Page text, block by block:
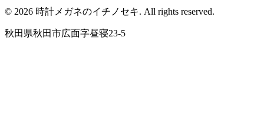
© 2026 時計メガネのイチノセキ. All rights reserved.
秋田県秋田市広面字昼寝23-5